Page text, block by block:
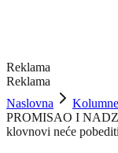
Reklama
Reklama
Naslovna
Kolumne
PROMISAO I
klovnovi neće